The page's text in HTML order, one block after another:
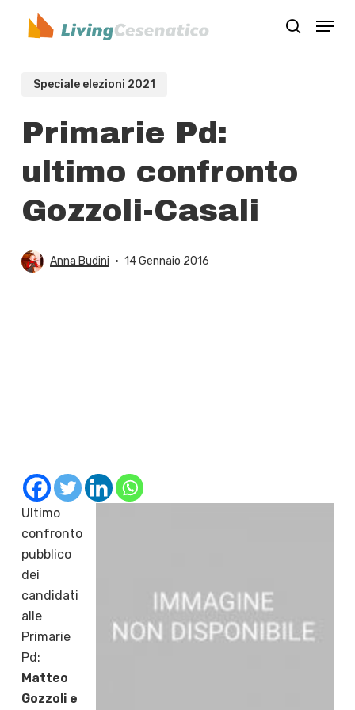
search
Menu
Speciale elezioni 2021
Primarie Pd:
ultimo confronto
Gozzoli-Casali
Anna Budini 14 Gennaio 2016
Ultimo
confronto
pubblico
dei
candidati
alle
Primarie
Pd:
Matteo
Gozzoli e